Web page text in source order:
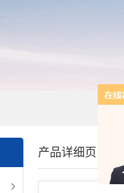
产品详细页